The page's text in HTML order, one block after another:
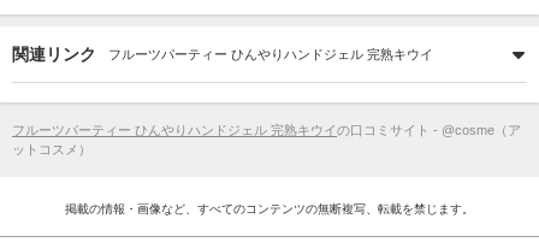
関連リンク フルーツパーティー ひんやりハンドジェル 完熟キウイ
フルーツパーティー ひんやりハンドジェル 完熟キウイの口コミサイト - @cosme（ア
ットコスメ）
掲載の情報・画像など、すべてのコンテンツの無断複写、転載を禁じます。